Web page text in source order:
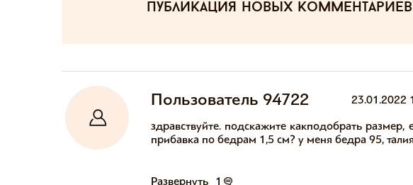
публикация новых комментариев
Пользователь 94722 23.01.2022
здравствуйте. подскажите какподобрать
прибавка по бедрам 1,5 см? у меня бедра 95,
Развернуть 1